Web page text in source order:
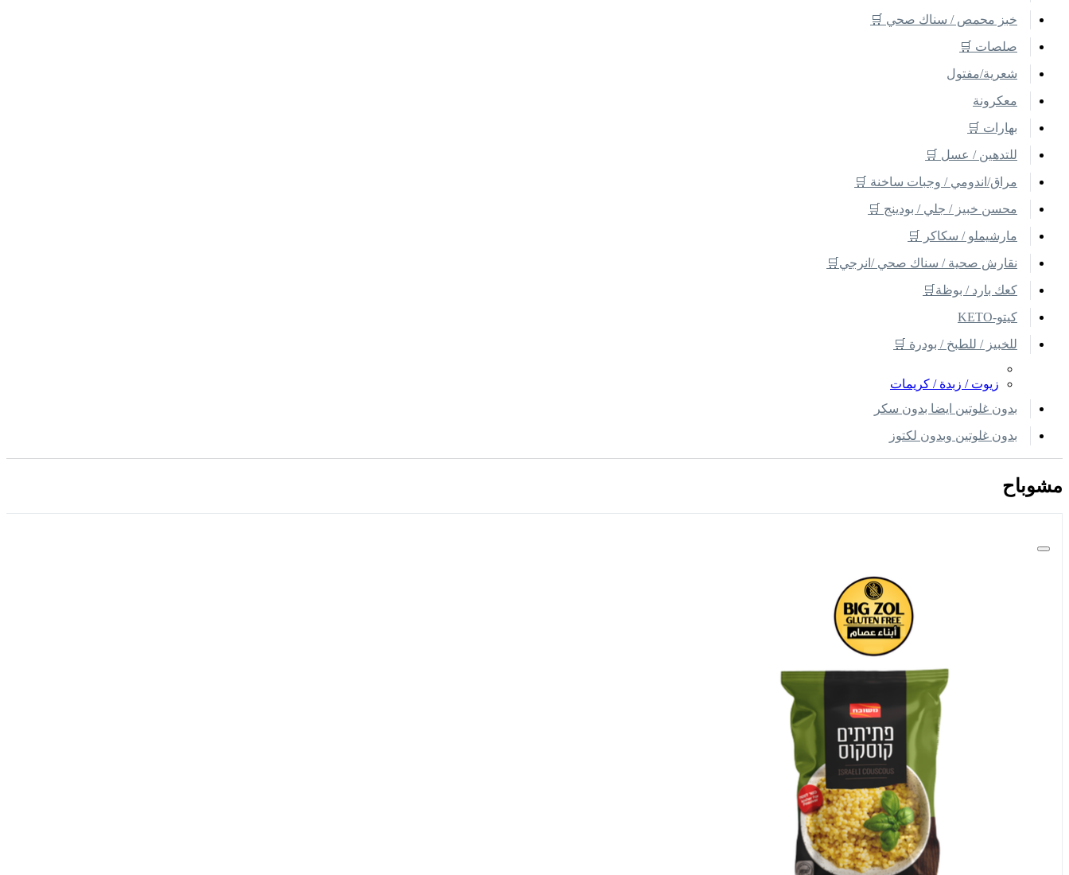
خبز محمص / سناك صحي 🛒
صلصات 🛒
شعرية/مفتول
معكرونة
بهارات 🛒
للتدهين / عسل 🛒
مراق/اندومي / وجبات ساخنة 🛒
محسن خبيز / جلي / بودينج 🛒
مارشيملو / سكاكر 🛒
نقارش صحية / سناك صحي /انرجي🛒
كعك بارد / بوظة🛒
كيتو-KETO
للخبيز / للطبخ / بودرة 🛒
زيوت / زبدة / كريمات
بدون غلوتين ايضا بدون سكر
بدون غلوتين وبدون لكتوز
مشوباح